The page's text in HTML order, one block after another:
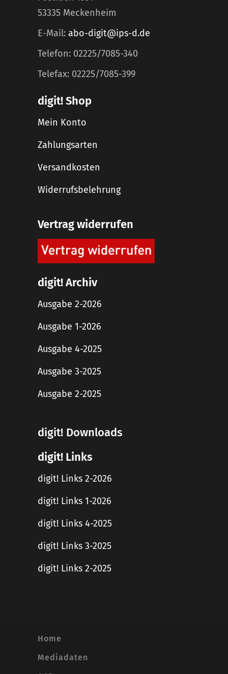
53335 Meckenheim
E-Mail: abo-digit@ips-d.de
Telefon: 02225/7085-340
Telefax: 02225/7085-399
digit! Shop
Mein Konto
Zahlungsarten
Versandkosten
Widerrufsbelehrung
Vertrag widerrufen
digit! Archiv
Ausgabe 2-2026
Ausgabe 1-2026
Ausgabe 4-2025
Ausgabe 3-2025
Ausgabe 2-2025
digit! Downloads
digit! Links
digit! Links 2-2026
digit! Links 1-2026
digit! Links 4-2025
digit! Links 3-2025
digit! Links 2-2025
Home
Mediadaten